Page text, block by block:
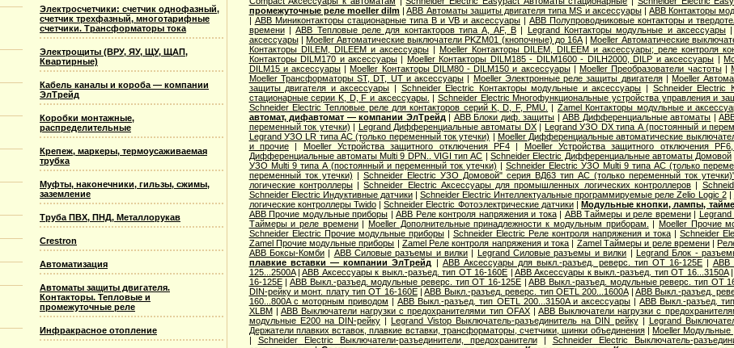
Электросчетчики: счетчик однофазный,
счетчик трехфазный, многотарифные
счетчики. Трансформаторы тока
Электрощиты (ВРУ, ЯУ, ЩУ, ЩАП,
Квартирные)
Кабель каналы и короба — компании
ЭлТрейд
Коробки монтажные,
распределительные
Крепеж, маркеры, термоусаживаемая
трубка
Муфты, наконечники, гильзы, сжимы,
заземление
Труба ПВХ, ПНД, Металлорукав
Crestron
Автоматизация
Автоматы защиты двигателя.
Контакторы. Тепловые и
промежуточные реле
Инфракрасное отопление
промежуточные реле moeller dilm |ABB Автоматы защиты двигателя типа MS и аксессуары|ABB Контакторы
| ABB Миниконтакторы стационарные типа B и VB и аксессуары| ABB Полупроводниковые контакторы и
времени|ABB Тепловые реле для контакторов типа A, AF, B | Legrand Контакторы модульные и аксессуары |
аксессуары| Moeller Автоматические выключатели PKZM01 (кнопочные) до 16А |Moeller Автоматические
Контакторы DILEM, DILEEM и аксессуары| Moeller Контакторы DILEM, DILEEM и аксессуары; реле контроля
Контакторы DILM170 и аксессуары | Moeller Контакторы DILM185 - DILM1600 - DILH2000, DILP и аксессуары |
DILM15 и аксессуары |Moeller Контакторы DILM80 - DILM150 и аксессуары|Moeller Преобразователи частоты|
Moeller Трансформаторы ST, DT, UT и аксессуары | Moeller Электронные реле защиты двигателя|Moeller
защиты двигателя и аксессуары | Schneider Electric Контакторы модульные и аксессуары | Schneider Electric
стационарные серии K, D, F и аксессуары. | Schneider Electric Многофункциональные устройства управления и
Schneider Electric Тепловые реле для контакторов серий K, D, F, PMU.
| Zamel Контакторы модульные и
автомат, дифавтомат — компании ЭлТрейд | ABB Блоки диф. защиты |ABB Дифференциальные автоматы |
переменный ток утечки) | Legrand Дифференциальные автоматы DX| Legrand УЗО DX типа А (постоянный и
Legrand УЗО LR типа АС (только переменный ток утечки) | Moeller Дифференциальные автоматические
и прочие| Moeller Устройства защитного отключения PF4| Moeller Устройства защитного отключения
Дифференциальные автоматы Multi 9 DPN.. VIGI тип AС | Schneider Electric Дифференциальные автоматы Домовой
УЗО Multi 9 типа А (постоянный и переменный ток утечки) | Schneider Electric УЗО Multi 9 типа АС (только
переменный ток утечки) | Schneider Electric УЗО Домовой" серия ВД63 тип АС (только переменный ток
логические контроллеры|Schneider Electric Аксессуары для промышленных логических контроллеров|
Schneider Electric Индуктивные датчики|Schneider Electric Интеллектуальные программируемые реле Zelio Logic 2|
логические контроллеры Twido|Schneider Electric Фотоэлектрические датчики|Модульные кнопки, лампы,
ABB Прочие модульные приборы |ABB Реле контроля напряжения и тока| ABB Таймеры и реле времени|
Таймеры и реле времени|Moeller Дополнительные принадлежности к модульным приборам. |Moeller Прочие
Schneider Electric Прочие модульные приборы| Schneider Electric Реле контроля напряжения и тока |Schneider
Zamel Прочие модульные приборы | Zamel Реле контроля напряжения и тока | Zamel Таймеры и реле времени|
ABB Боксы-Комби| ABB Силовые разъемы и вилки | Legrand Cиловые разъемы и вилки | Legrand Блок -
плавкие вставки — компании ЭлТрейд
| ABB Аксессуары для выкл.-разъед. реверс. тип OT 16-125E | ABB
125...2500A|ABB Аксессуары к выкл.-разъед. тип OT 16-160E |ABB Аксессуары к выкл.-разъед. тип OT 16...3150A|
16-125E| ABB Выкл.-разъед. модульные реверс. тип OT 16-125E|ABB Выкл.-разъед. модульные реверс. тип OT
DIN-рейку и монт. плату тип OT 16-160E|ABB Выкл.-разъед. реверс. тип OETL 200...1600A|ABB Выкл.-разъед.
160...800A с моторным приводом |ABB Выкл.-разъед. тип OETL 200...3150A и аксессуары|ABB Выкл.-разъед.
XLBM| ABB Выключатели нагрузки с предохранителями тип OFAX|ABB Выключатели нагрузки с
модульные E200 на DIN-рейку|Legrand Vistop Выключатель-разъединитель на DIN рейку| Legrand
Держатели плавких вставок, плавкие вставки, трансформаторы, счетчики, шинки объединения|Moeller Модульные
| Schneider Electric Выключатели-разъединители, предохранители| Schneider Electric Выключатель-